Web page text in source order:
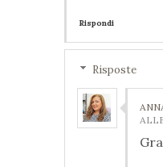
Rispondi
Risposte